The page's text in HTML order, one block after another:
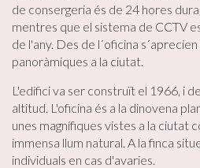
de consergeria és de 24 hores
mentres que el sistema de CCTV
de l'any. Des de l´oficina
panoràmiques a la ciutat.
L'edifici va ser construït el 1966, i
altitud. L'oficina és a la dinovena
unes magnífiques vistes a la ciutat
immensa llum natural. A la finca
individuals en cas d'avaries.
Analítiques i personalització
Permeten fer el seguiment i
dels usuaris d'aquest lloc web. La
mitjançant aquest tipus de
perfils de navegació dels usuaris
funció de l'anàlisi de les dades
servei. Permeten desar la
l'usuari per millorar la qualitat
una millor experiència a través de